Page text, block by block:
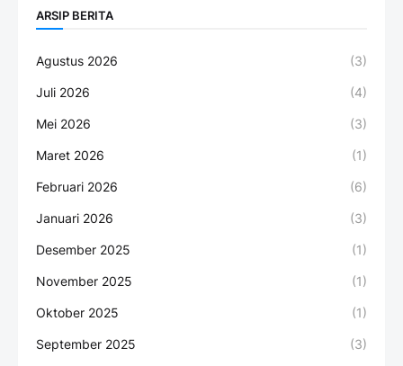
ARSIP BERITA
Agustus 2026 (3)
Juli 2026 (4)
Mei 2026 (3)
Maret 2026 (1)
Februari 2026 (6)
Januari 2026 (3)
Desember 2025 (1)
November 2025 (1)
Oktober 2025 (1)
September 2025 (3)